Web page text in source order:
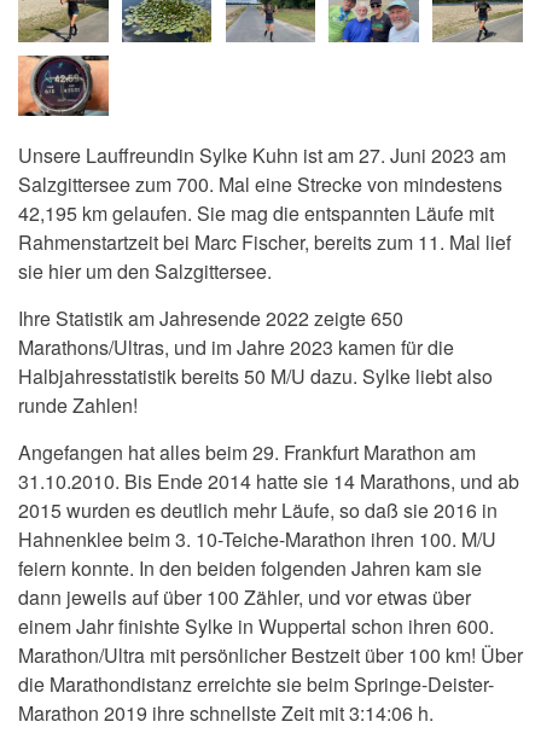
Unsere Lauffreundin Sylke Kuhn ist am 27. Juni 2023 am
Salzgittersee zum 700. Mal eine Strecke von mindestens
42,195 km gelaufen. Sie mag die entspannten Läufe mit
Rahmenstartzeit bei Marc Fischer, bereits zum 11. Mal lief
sie hier um den Salzgittersee.
Ihre Statistik am Jahresende 2022 zeigte 650
Marathons/Ultras, und im Jahre 2023 kamen für die
Halbjahresstatistik bereits 50 M/U dazu. Sylke liebt also
runde Zahlen!
Angefangen hat alles beim 29. Frankfurt Marathon am
31.10.2010. Bis Ende 2014 hatte sie 14 Marathons, und ab
2015 wurden es deutlich mehr Läufe, so daß sie 2016 in
Hahnenklee beim 3. 10-Teiche-Marathon ihren 100. M/U
feiern konnte. In den beiden folgenden Jahren kam sie
dann jeweils auf über 100 Zähler, und vor etwas über
einem Jahr finishte Sylke in Wuppertal schon ihren 600.
Marathon/Ultra mit persönlicher Bestzeit über 100 km! Über
die Marathondistanz erreichte sie beim Springe-Deister-
Marathon 2019 ihre schnellste Zeit mit 3:14:06 h.